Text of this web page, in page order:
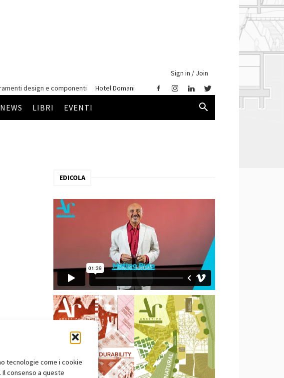
tecnologie come i cookie
consenso a queste
Sign in / Join
design e componenti Hotel Domani
NEWS LIBRI EVENTI
EDICOLA